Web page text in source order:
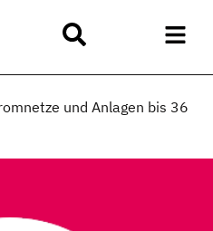
und Anlagen bis 36